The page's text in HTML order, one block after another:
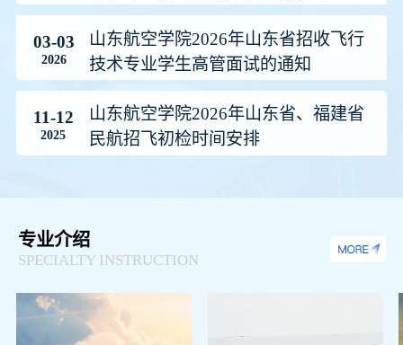
作的通知
03-03
2026
山东航空学院2026年山东省招收飞行
技术专业学生高管面试的通知
11-12
2025
山东航空学院2026年山东省、福建省
民航招飞初检时间安排
专业介绍
SPECIALTY INSTRUCTION